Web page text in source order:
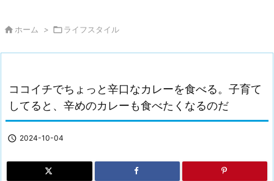
 ホーム > ライフスタイル
ココイチでちょっと辛口なカレーを食べる。子育て
してると、辛めのカレーも食べたくなるのだ
 2024-10-04